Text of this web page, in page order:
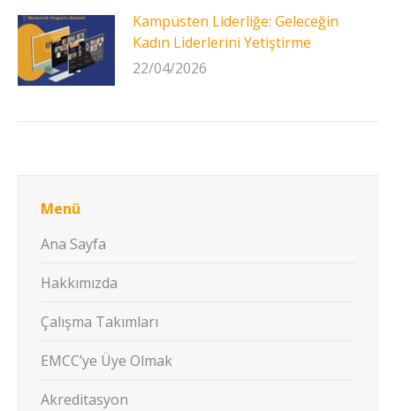
Kampüsten Liderliğe: Geleceğin
Kadın Liderlerini Yetiştirme
22/04/2026
Menü
Ana Sayfa
Hakkımızda
Çalışma Takımları
EMCC’ye Üye Olmak
Akreditasyon